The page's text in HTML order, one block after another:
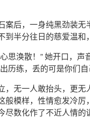
案后，一身纯黑劲装
到半分往日的慈爱温和
思涣散！” 她开口，声
历练，丢的可是你们
，无一人敢抬头，更
般模样，性情愈发冷
尽数化作了不近人情的